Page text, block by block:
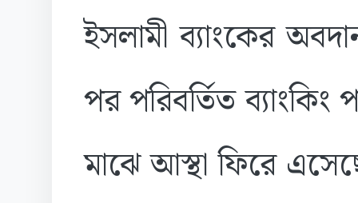
ইসলামী ব্যাংকের
পর পরিবর্তিত ব্যাংকিং
মাঝে আস্থা ফিরে